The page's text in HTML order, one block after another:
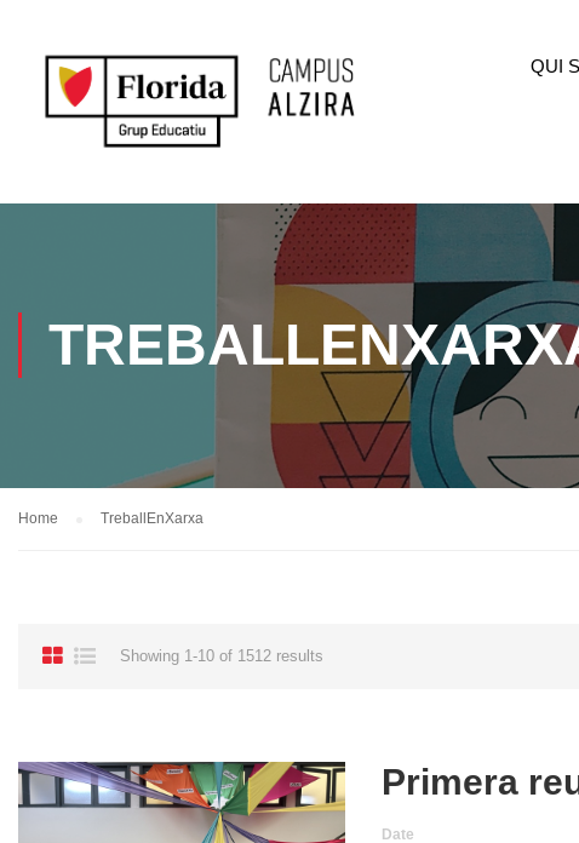
QUI
Home TreballEnXarxa
Showing 1-10 of 1512 results
Primera
Date